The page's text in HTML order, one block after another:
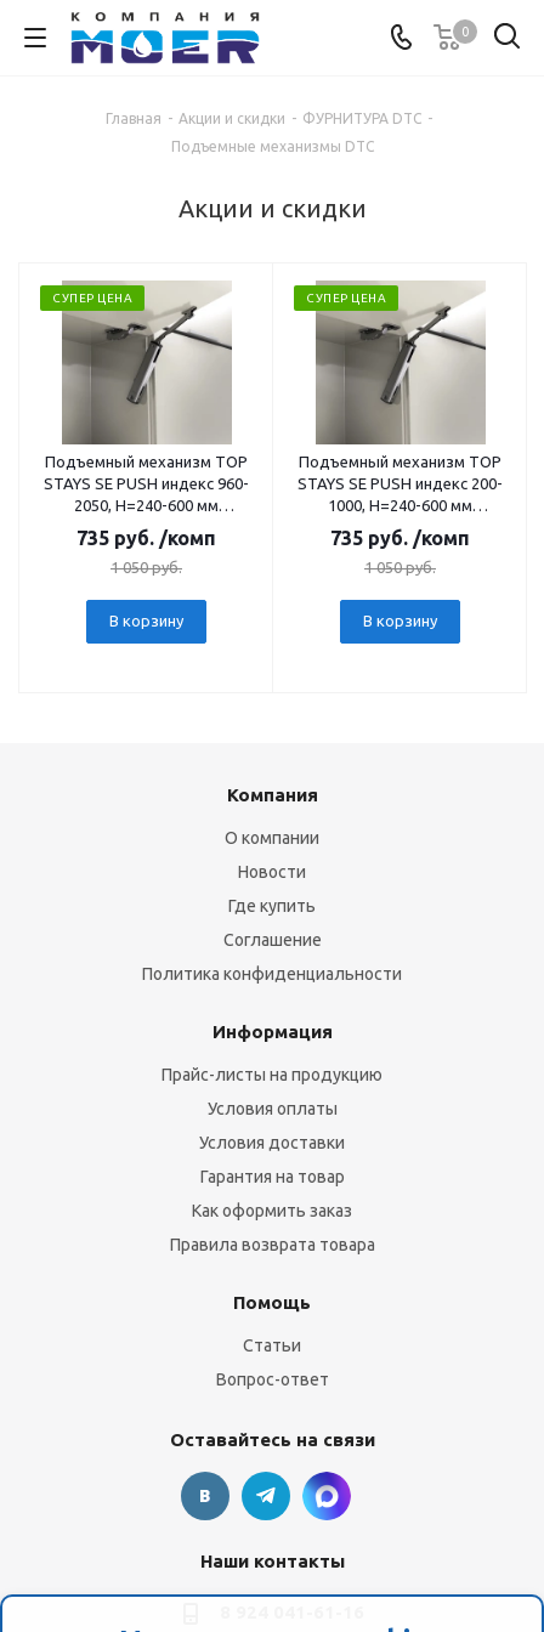
0
Главная - Акции и скидки - ФУРНИТУРА DTC -
Подъемные механизмы DTC
Акции и скидки
СУПЕР ЦЕНА
Подъемный механизм TOP
STAYS SE PUSH индекс 960-
2050, H=240-600 мм
(SE2FAH01) 17318
735 руб. /комп
1 050руб.
В корзину
СУПЕР ЦЕНА
Подъемный механизм TOP
STAYS SE PUSH индекс 200-
1000, H=240-600 мм
(SE2FAL01) 17316
735 руб. /комп
1 050руб.
В корзину
Компания
О компании
Новости
Где купить
Соглашение
Политика конфиденциальности
Информация
Прайс-листы на продукцию
Условия оплаты
Условия доставки
Гарантия на товар
Как оформить заказ
Правила возврата товара
Помощь
Статьи
Вопрос-ответ
Оставайтесь на связи
Наши контакты